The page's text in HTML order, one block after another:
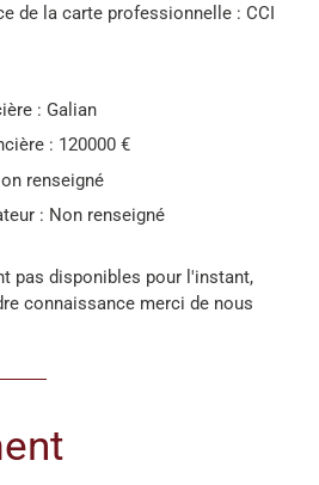
de la carte professionnelle : CCI
: Galian
: 120000 €
renseigné
: Non renseigné
pas disponibles pour l'instant,
connaissance merci de nous